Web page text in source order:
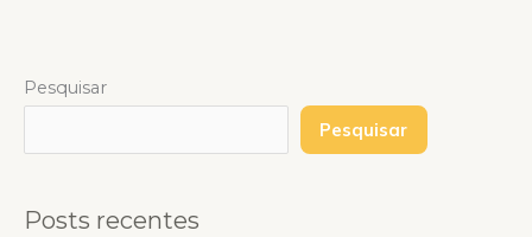
Pesquisar
Pesquisar
Posts recentes